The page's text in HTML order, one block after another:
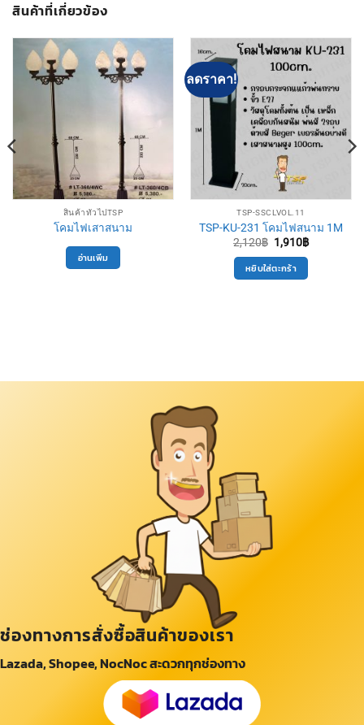
สินค้าที่เกี่ยวข้อง
สินค้าทั่วไปTSP
โคมไฟเสาสนาม
อ่านเพิ่ม
ลดราคา!
TSP-SSCLVOL.11
TSP-KU-231 โคมไฟสนาม 1M
2,120฿ Original
price
was:
2,120฿.
1,910฿Current
หยิบใส่ตะกร้า
ช่องทางการสั่งซื้อสินค้าของเรา
Lazada, Shopee, NocNoc สะดวกทุกช่องทาง